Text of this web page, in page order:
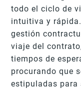
todo el ciclo de
intuitiva y
gestión
viaje del
tiempos de
procurando que
estipuladas para